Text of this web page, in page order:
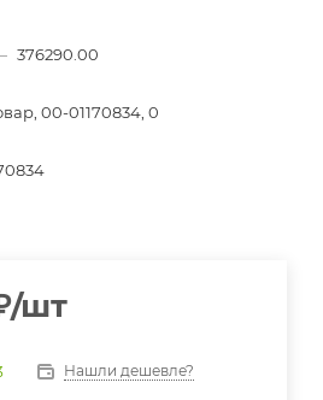
376290.00
00-01170834, 0
/шт
Нашли дешевле?